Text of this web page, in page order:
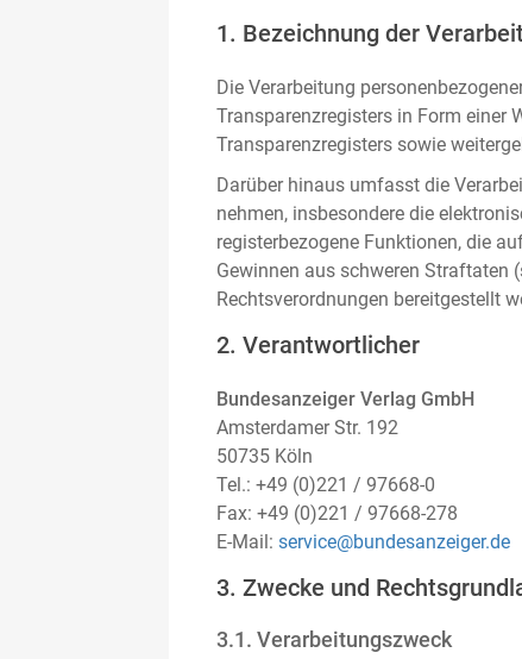
1. Bezeichnung der
Die Verarbeitung
Transparenzregisters in Form einer
Transparenzregisters sowie
Darüber hinaus umfasst die
nehmen, insbesondere die
registerbezogene Funktionen, die
Gewinnen aus schweren Straftaten
Rechtsverordnungen bereitgestellt
2. Verantwortlicher
Bundesanzeiger Verlag GmbH
Amsterdamer Str. 192
50735 Köln
Tel.: +49 (0)221 / 97668-0
Fax: +49 (0)221 / 97668-278
E-Mail: service@bundesanzeiger.de
3. Zwecke und
3.1. Verarbeitungszweck